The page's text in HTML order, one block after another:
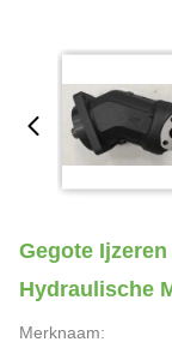
Gegote
Hydraulische
Merknaam: